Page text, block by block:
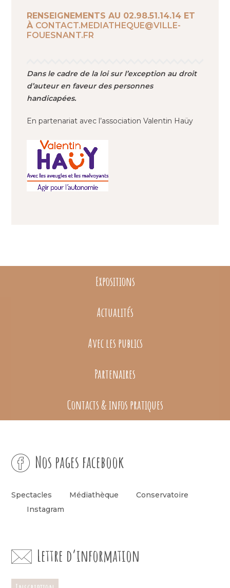
RENSEIGNEMENTS AU 02.98.51.14.14 ET
À CONTACT.MEDIATHEQUE@VILLE-
FOUESNANT.FR
Dans le cadre de la loi sur l’exception au droit
d’auteur en faveur des personnes
handicapées.
En partenariat avec l’association Valentin Haüy
Expositions
Actualités
Avec les publics
Partenaires
Contacts & infos pratiques
Nos pages facebook
Spectacles Médiathèque
Conservatoire
Instagram
Lettre d’information